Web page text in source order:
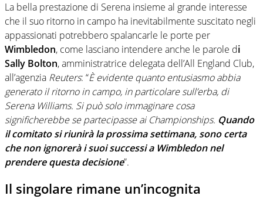
La bella prestazione di Serena insieme al grande interesse
che il suo ritorno in campo ha inevitabilmente suscitato negli
appassionati potrebbero spalancarle le porte per
Wimbledon, come lasciano intendere anche le parole di
Sally Bolton, amministratrice delegata dell’All England Club,
all’agenzia Reuters: “È evidente quanto entusiasmo abbia
generato il ritorno in campo, in particolare sull’erba, di
Serena Williams. Si può solo immaginare cosa
significherebbe se partecipasse ai Championships. Quando
il comitato si riunirà la prossima settimana, sono certa
che non ignorerà i suoi successi a Wimbledon nel
prendere questa decisione”.
Il singolare rimane un’incognita